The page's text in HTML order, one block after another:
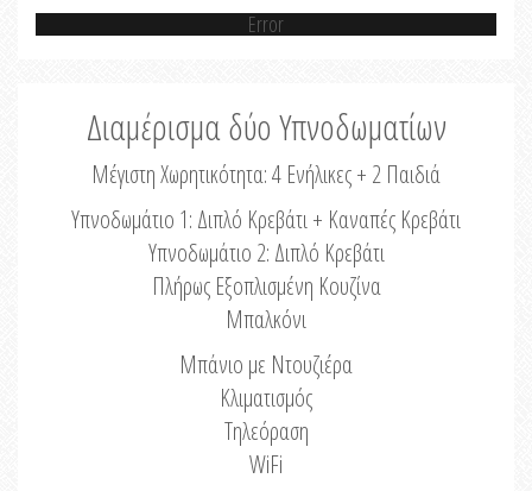
Error
Διαμέρισμα δύο Υπνοδωματίων
Μέγιστη Χωρητικότητα: 4 Ενήλικες + 2 Παιδιά
Υπνοδωμάτιο 1: Διπλό Κρεβάτι + Καναπές Κρεβάτι
Υπνοδωμάτιο 2: Διπλό Κρεβάτι
Πλήρως Εξοπλισμένη Κουζίνα
Μπαλκόνι
Μπάνιο με Ντουζιέρα
Κλιματισμός
Τηλεόραση
WiFi